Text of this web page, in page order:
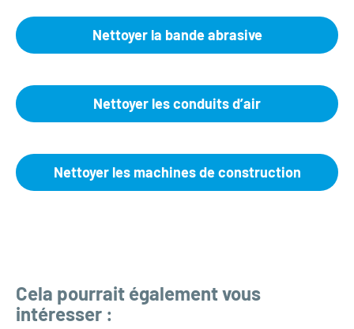
Nettoyer la bande abrasive
Nettoyer les conduits d’air
Nettoyer les machines de construction
Cela pourrait également vous
intéresser :